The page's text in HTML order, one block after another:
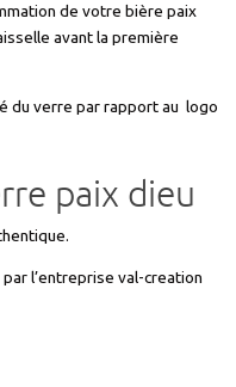
de votre bière paix
avant la première
du verre par rapport au logo
paix dieu
l’entreprise val-creation